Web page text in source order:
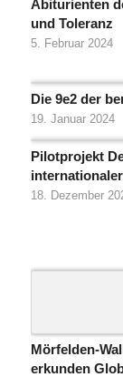
Abiturienten
und Toleranz
5. Februar 2024
Die 9e2 der
19. Januar 2024
Pilotprojekt
18. Dezember
Mörfelden-
erkunden